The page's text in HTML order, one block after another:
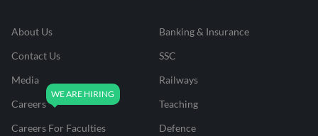
About Us
Contact Us
Media
Careers
Careers For Faculties
Banking & Insurance
SSC
Railways
Teaching
Defence